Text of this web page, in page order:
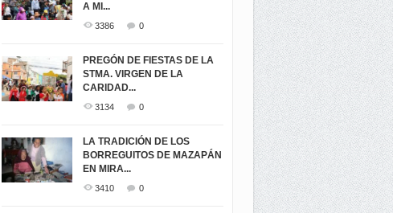
A MI...
3386 0
PREGÓN DE FIESTAS DE LA
STMA. VIRGEN DE LA
CARIDAD...
3134 0
LA TRADICIÓN DE LOS
BORREGUITOS DE MAZAPÁN
EN MIRA...
3410 0